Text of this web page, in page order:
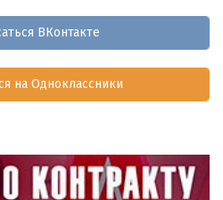
ВКонтакте
на Одноклассники